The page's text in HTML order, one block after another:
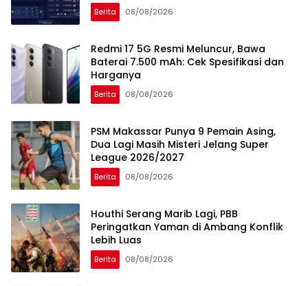
Berita 08/08/2026
Redmi 17 5G Resmi Meluncur, Bawa
Baterai 7.500 mAh: Cek Spesifikasi dan
Harganya
Berita 08/08/2026
PSM Makassar Punya 9 Pemain Asing,
Dua Lagi Masih Misteri Jelang Super
League 2026/2027
Berita 08/08/2026
Houthi Serang Marib Lagi, PBB
Peringatkan Yaman di Ambang Konflik
Lebih Luas
Berita 08/08/2026